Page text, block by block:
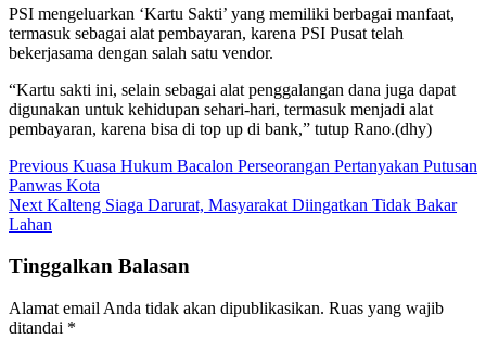
PSI mengeluarkan ‘Kartu Sakti’ yang memiliki berbagai manfaat,
termasuk sebagai alat pembayaran, karena PSI Pusat telah
bekerjasama dengan salah satu vendor.
“Kartu sakti ini, selain sebagai alat penggalangan dana juga dapat
digunakan untuk kehidupan sehari-hari, termasuk menjadi alat
pembayaran, karena bisa di top up di bank,” tutup Rano.(dhy)
Previous Kuasa Hukum Bacalon Perseorangan Pertanyakan Putusan
Panwas Kota
Next Kalteng Siaga Darurat, Masyarakat Diingatkan Tidak Bakar
Lahan
Tinggalkan Balasan
Alamat email Anda tidak akan dipublikasikan. Ruas yang wajib
ditandai *